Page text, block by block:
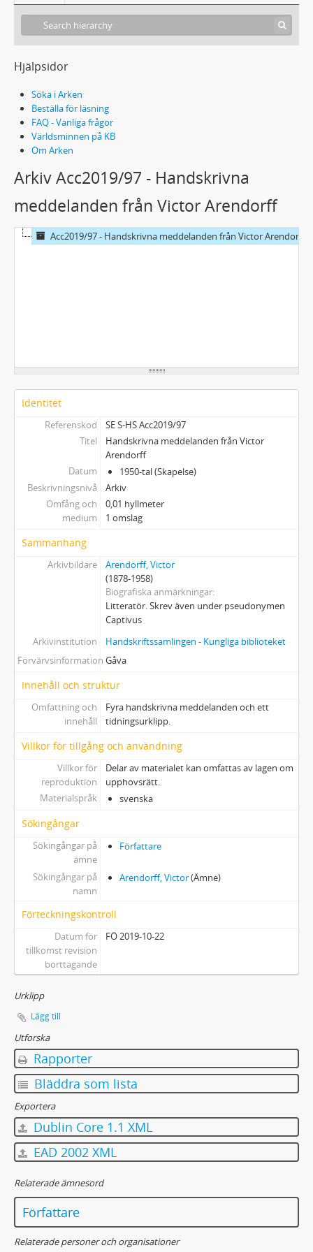
Hjälpsidor
Söka i Arken
Beställa för läsning
FAQ - Vanliga frågor
Världsminnen på KB
Om Arken
Arkiv Acc2019/97 - Handskrivna
meddelanden från Victor Arendorff
Acc2019/97 - Handskrivna meddelanden från Victor Arendorff
Identitet
Referenskod
SE S-HS Acc2019/97
Titel
Handskrivna meddelanden från Victor
Arendorff
Datum
1950-tal (Skapelse)
Beskrivningsnivå
Arkiv
Omfång och
medium
0,01 hyllmeter
1 omslag
Sammanhang
Arkivbildare
Arendorff, Victor
(1878-1958)
Biografiska anmärkningar
Litteratör. Skrev även under pseudonymen
Captivus
Arkivinstitution
Handskriftssamlingen - Kungliga biblioteket
Förvärvsinformation Gåva
Innehåll och struktur
Omfattning och
innehåll
Fyra handskrivna meddelanden och ett
tidningsurklipp.
Villkor för tillgång och användning
Villkor för
reproduktion
Delar av materialet kan omfattas av lagen om
upphovsrätt.
Materialspråk
svenska
Sökingångar
Sökingångar på
ämne
Författare
Sökingångar på
namn
Arendorff, Victor(Ämne)
Förteckningskontroll
Datum för
tillkomst revision
borttagande
FÖ 2019-10-22
Urklipp
Lägg till
Utforska
Rapporter
Bläddra som lista
Exportera
Dublin Core 1.1 XML
EAD 2002 XML
Relaterade ämnesord
Författare
Relaterade personer och organisationer